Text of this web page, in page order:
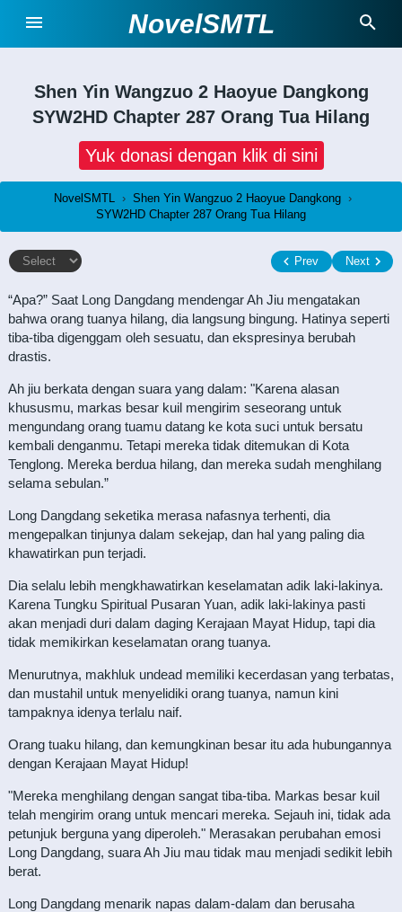
NovelSMTL
Shen Yin Wangzuo 2 Haoyue Dangkong
SYW2HD Chapter 287 Orang Tua Hilang
Yuk donasi dengan klik di sini
NovelSMTL › Shen Yin Wangzuo 2 Haoyue Dangkong ›
SYW2HD Chapter 287 Orang Tua Hilang
Prev Next
“Apa?” Saat Long Dangdang mendengar Ah Jiu mengatakan
bahwa orang tuanya hilang, dia langsung bingung. Hatinya seperti
tiba-tiba digenggam oleh sesuatu, dan ekspresinya berubah
drastis.
Ah jiu berkata dengan suara yang dalam: "Karena alasan
khususmu, markas besar kuil mengirim seseorang untuk
mengundang orang tuamu datang ke kota suci untuk bersatu
kembali denganmu. Tetapi mereka tidak ditemukan di Kota
Tenglong. Mereka berdua hilang, dan mereka sudah menghilang
selama sebulan.”
Long Dangdang seketika merasa nafasnya terhenti, dia
mengepalkan tinjunya dalam sekejap, dan hal yang paling dia
khawatirkan pun terjadi.
Dia selalu lebih mengkhawatirkan keselamatan adik laki-lakinya.
Karena Tungku Spiritual Pusaran Yuan, adik laki-lakinya pasti
akan menjadi duri dalam daging Kerajaan Mayat Hidup, tapi dia
tidak memikirkan keselamatan orang tuanya.
Menurutnya, makhluk undead memiliki kecerdasan yang terbatas,
dan mustahil untuk menyelidiki orang tuanya, namun kini
tampaknya idenya terlalu naif.
Orang tuaku hilang, dan kemungkinan besar itu ada hubungannya
dengan Kerajaan Mayat Hidup!
"Mereka menghilang dengan sangat tiba-tiba. Markas besar kuil
telah mengirim orang untuk mencari mereka. Sejauh ini, tidak ada
petunjuk berguna yang diperoleh." Merasakan perubahan emosi
Long Dangdang, suara Ah Jiu mau tidak mau menjadi sedikit lebih
berat.
Long Dangdang menarik napas dalam-dalam dan berusaha